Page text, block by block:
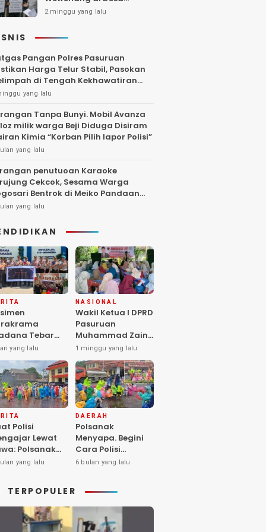
Gambiran, Isu Narkoba
2 minggu yang lalu
Pangan Polres Pasuruan
Harga Telur Stabil, Pasokan
di Tengah Kekhawatiran
yang lalu
Tanpa Bunyi. Mobil Avanza
milik warga Beji Diduga Disiram
Kimia “Korban Pilih lapor Polisi”
yang lalu
penutuoan Karaoke
Cekcok, Sesama Warga
Bentrok di Meiko Pandaan
Larut Malam
yang lalu
Tebar
di
Asuhan
Balita SYD,
Hangat
Terlantar
Hadir
Hati”
yang lalu
NASIONAL
Wakil Ketua I DPRD
Pasuruan
Muhammad Zaini
Soroti Krisis
Fasilitas Sekolah
di Tengah Efisiensi
Anggaran
1 minggu yang lalu
Polisi
Lewat
Polsanak
Sentuh
Dini
yang lalu
DAERAH
Polsanak
Menyapa. Begini
Cara Polisi
Mendekatkan
Sejak Usia Dini
6 bulan yang lalu
TERPOPULER